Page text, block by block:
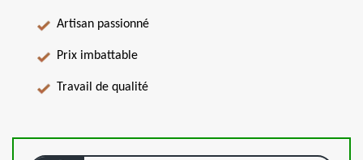
Artisan passionné
Prix imbattable
Travail de qualité